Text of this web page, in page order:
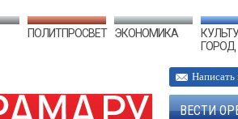
ПОЛИТПРОСВЕТ ЭКОНОМИКА
ГОРОД
Написать
ВЕСТИ